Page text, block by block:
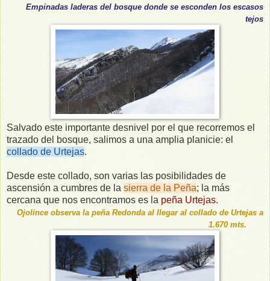
Empinadas laderas del bosque donde se esconden los escasos
tejos
Salvado este importante desnivel por el que recorremos el
trazado del bosque, salimos a una amplia planicie: el
collado de Urtejas.
Desde este collado, son varias las posibilidades de
ascensión a cumbres de la sierra de la Peña; la más
cercana que nos encontramos es la peña Urtejas.
Ojolince observa la peña Redonda al llegar al collado de Urtejas a
1.670 mts.